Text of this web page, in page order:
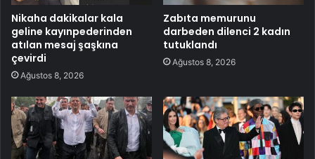
Nikaha dakikalar kala
geline kayınpederinden
atılan mesaj şaşkına
çevirdi
Ağustos 8, 2026
Zabıta memurunu
darbeden dilenci 2 kadın
tutuklandı
Ağustos 8, 2026